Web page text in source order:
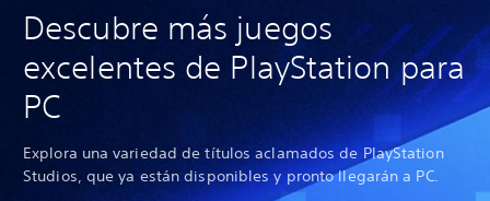
Descubre más juegos
excelentes de PlayStation para
PC
Explora una variedad de títulos aclamados de PlayStation
Studios, que ya están disponibles y pronto llegarán a PC.